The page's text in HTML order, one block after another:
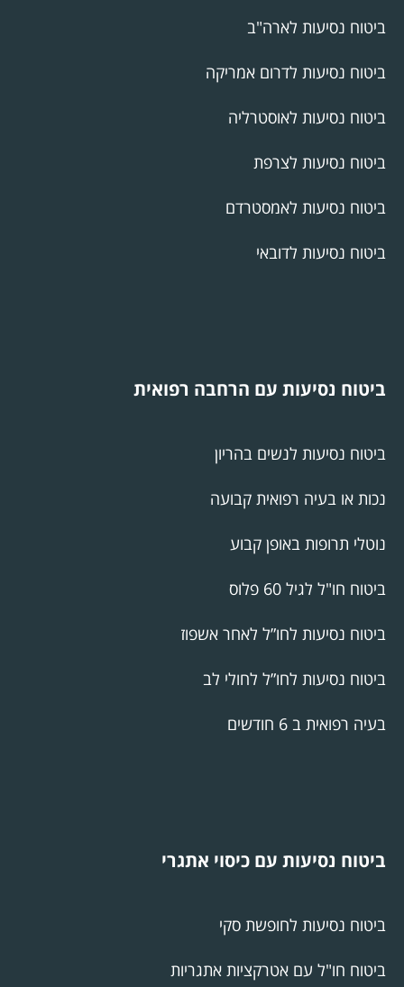
ביטוח נסיעות לארה"ב
ביטוח נסיעות לדרום אמריקה
ביטוח נסיעות לאוסטרליה
ביטוח נסיעות לצרפת
ביטוח נסיעות לאמסטרדם
ביטוח נסיעות לדובאי
ביטוח נסיעות עם הרחבה רפואית
ביטוח נסיעות לנשים בהריון
נכות או בעיה רפואית קבועה
נוטלי תרופות באופן קבוע
ביטוח חו"ל לגיל 60 פלוס
ביטוח נסיעות לחו”ל לאחר אשפוז
ביטוח נסיעות לחו”ל לחולי לב
בעיה רפואית ב 6 חודשים
ביטוח נסיעות עם כיסוי אתגרי
ביטוח נסיעות לחופשת סקי
ביטוח חו"ל עם אטרקציות אתגריות